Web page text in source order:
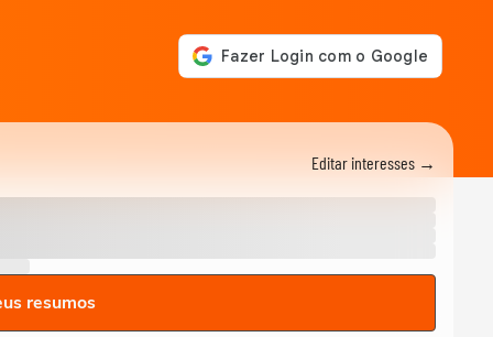
Editar interesses →
resumos